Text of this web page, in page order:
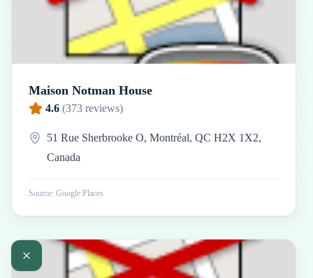
Maison Notman House
4.6 (373 reviews)
51 Rue Sherbrooke O, Montréal, QC H2X 1X2,
Canada
Source: Google Places